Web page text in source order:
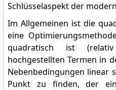
Schlüsselaspekt der
Im Allgemeinen ist die
eine
quadratisch ist
hochgestellten Termen in
Nebenbedingungen linear
Punkt zu finden, der